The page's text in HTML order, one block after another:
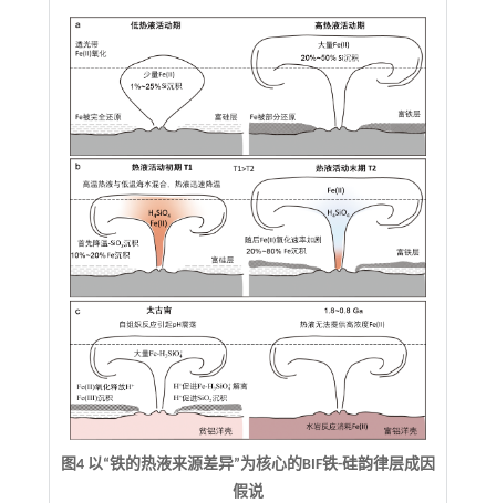
图4 以“铁的热液来源差异”为核心的BIF铁-硅韵律层成因
假说